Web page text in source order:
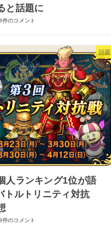
と話題に
件のコメント
話題
人ランキング1位が語
トルトリニティ対抗
件のコメント